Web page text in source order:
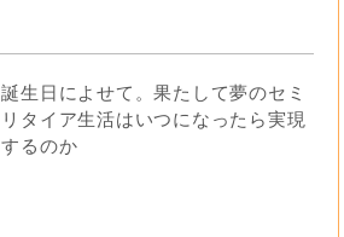
誕生日によせて。果たして夢のセミ
リタイア生活はいつになったら実現
するのか